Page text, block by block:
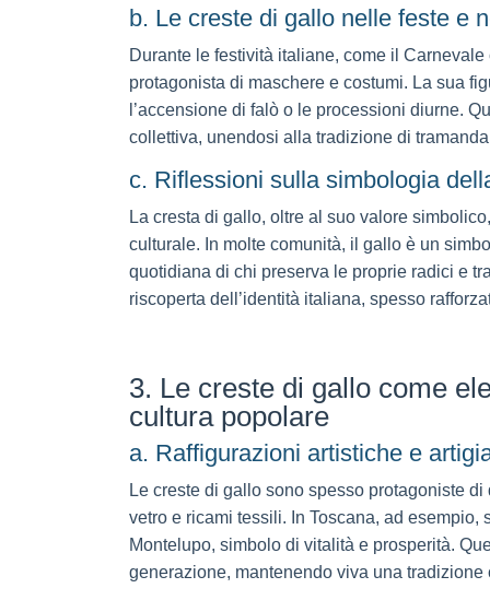
b. Le creste di gallo nelle feste e
Durante le festività italiane, come il
protagonista di maschere e costumi. La sua
l’accensione di falò o le processioni diurne.
collettiva, unendosi alla tradizione di
c. Riflessioni sulla simbologia
La cresta di gallo, oltre al suo valore
culturale. In molte comunità, il gallo è un
quotidiana di chi preserva le proprie radici e
riscoperta dell’identità italiana, spesso
3. Le creste di gallo come
cultura popolare
a. Raffigurazioni artistiche e
Le creste di gallo sono spesso protagoniste
vetro e ricami tessili. In Toscana, ad
Montelupo, simbolo di vitalità e prosperità.
generazione, mantenendo viva una